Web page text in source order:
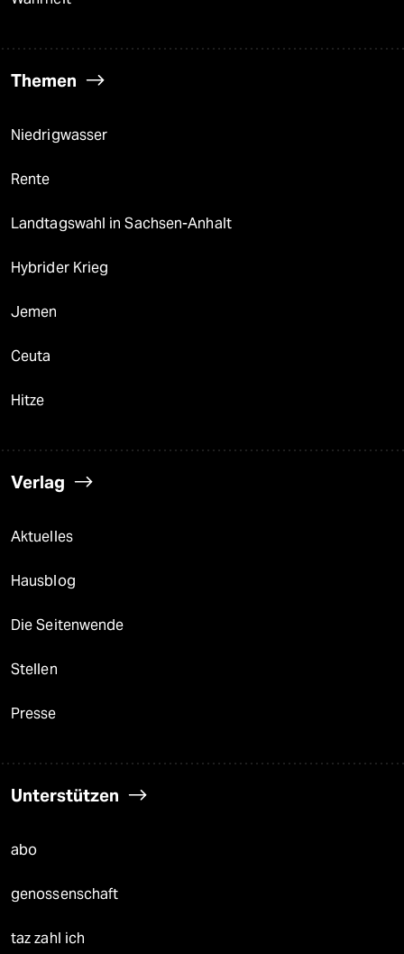
Themen
Niedrigwasser
Rente
Landtagswahl in Sachsen-Anhalt
Hybrider Krieg
Jemen
Ceuta
Hitze
Verlag
Aktuelles
Hausblog
Die Seitenwende
Stellen
Presse
Unterstützen
abo
genossenschaft
taz zahl ich